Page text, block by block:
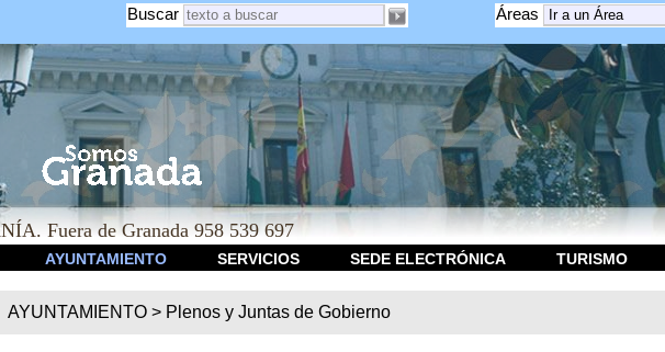
Áreas
Buscar
Fuera de Granada 958 539 697
AYUNTAMIENTO SERVICIOS SEDE ELECTRÓNICA TURISMO
AYUNTAMIENTO > Plenos y Juntas de Gobierno